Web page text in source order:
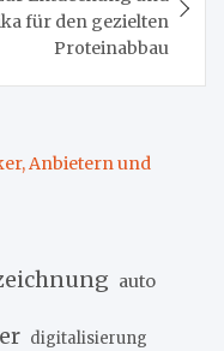
für den gezielten
Proteinabbau
Anbietern und
auto
digitalisierung